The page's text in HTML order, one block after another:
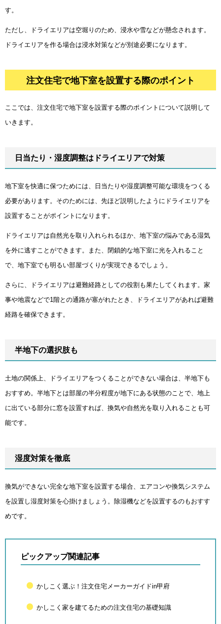
す。
ただし、ドライエリアは空堀りのため、浸水や雪などが懸念されます。
ドライエリアを作る場合は浸水対策などが別途必要になります。
注文住宅で地下室を設置する際のポイント
ここでは、注文住宅で地下室を設置する際のポイントについて説明して
いきます。
日当たり・湿度調整はドライエリアで対策
地下室を快適に保つためには、日当たりや湿度調整可能な環境をつくる
必要があります。そのためには、先ほど説明したようにドライエリアを
設置することがポイントになります。
ドライエリアは自然光を取り入れられるほか、地下室の悩みである湿気
を外に逃すことができます。また、閉鎖的な地下室に光を入れること
で、地下室でも明るい部屋づくりが実現できるでしょう。
さらに、ドライエリアは避難経路としての役割も果たしてくれます。家
事や地震などで1階との通路が塞がれたとき、ドライエリアがあれば避難
経路を確保できます。
半地下の選択肢も
土地の関係上、ドライエリアをつくることができない場合は、半地下も
おすすめ。半地下とは部屋の半分程度が地下にある状態のことで、地上
に出ている部分に窓を設置すれば、換気や自然光を取り入れることも可
能です。
湿度対策を徹底
換気ができない完全な地下室を設置する場合、エアコンや換気システム
を設置し湿度対策を心掛けましょう。除湿機などを設置するのもおすす
めです。
ピックアップ関連記事
かしこく選ぶ！注文住宅メーカーガイドin甲府
かしこく家を建てるための注文住宅の基礎知識